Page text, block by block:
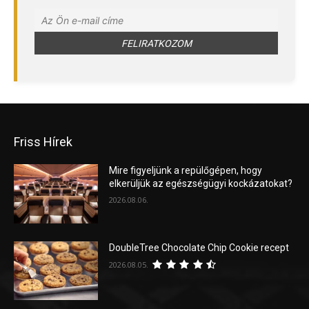
Friss Hírek
Mire figyeljünk a repülőgépen, hogy
elkerüljük az egészségügyi kockázatokat?
2026.08.06.
DoubleTree Chocolate Chip Cookie recept
2026.08.05.